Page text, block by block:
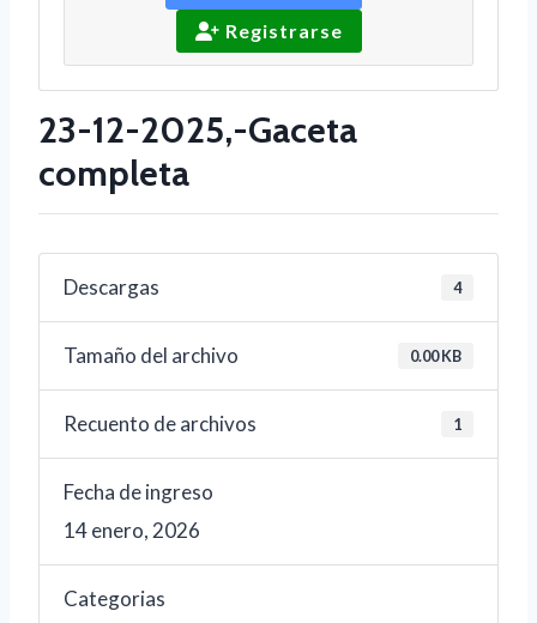
Registrarse
23-12-2025,-Gaceta
completa
Descargas 4
Tamaño del archivo 0.00 KB
Recuento de archivos 1
Fecha de ingreso
14 enero, 2026
Categorias